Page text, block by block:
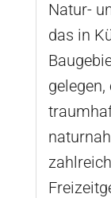
Natur-
das in